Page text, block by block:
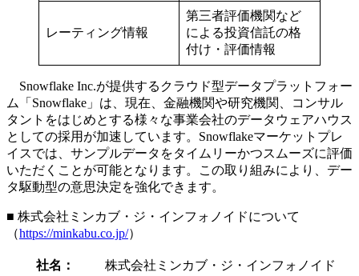
レーティング情報
第三者評価機関など
による投資信託の格
付け・評価情報
Snowflake Inc.が提供するクラウド型データプラットフォー
ム「Snowflake」は、現在、金融機関や研究機関、コンサル
タントをはじめとする様々な事業会社のデータウェアハウス
としての採用が加速しています。Snowflakeマーケットプレ
イスでは、サンプルデータをタイムリーかつスムーズに評価
いただくことが可能となります。この取り組みにより、デー
タ駆動型の意思決定を強化できます。
■ 株式会社ミンカブ・ジ・インフォノイドについて
（https://minkabu.co.jp/）
社名：
株式会社ミンカブ・ジ・インフォノイド